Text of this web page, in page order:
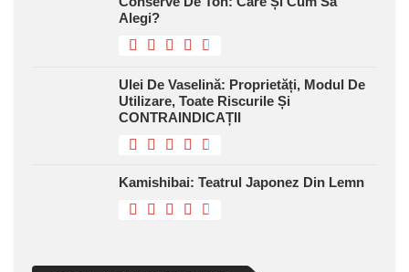
Alegi?
Ulei De Vaselină: Proprietăți, Modul De
Utilizare, Toate Riscurile Și
CONTRAINDICAȚII
Kamishibai: Teatrul Japonez Din Lemn